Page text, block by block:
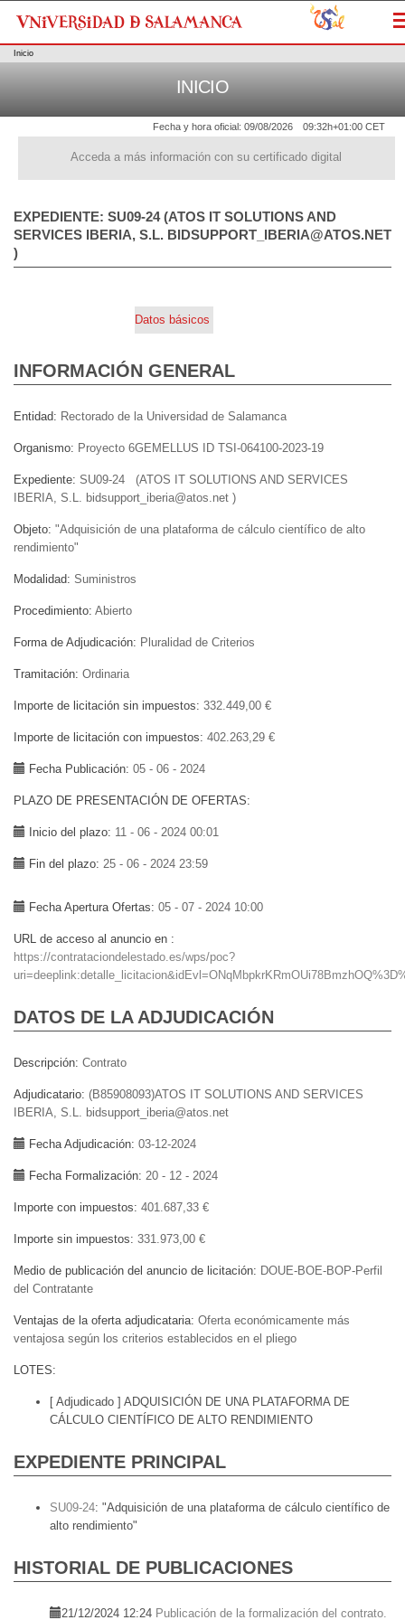
Fecha y hora oficial: 09/08/2026 09:32h+01:00 CET
Acceda a más información con su certificado digital
Inicio
INICIO
EXPEDIENTE: SU09-24 (ATOS IT SOLUTIONS AND
SERVICES IBERIA, S.L. BIDSUPPORT_IBERIA@ATOS.NET
)
Datos básicos
INFORMACIÓN GENERAL
Entidad Rectorado de la Universidad de Salamanca
Organismo Proyecto 6GEMELLUS ID TSI-064100-2023-19
Expediente SU09-24 (ATOS IT SOLUTIONS AND SERVICES
IBERIA, S.L. bidsupport_iberia@atos.net )
Objeto "Adquisición de una plataforma de cálculo científico de alto
rendimiento"
Modalidad Suministros
Procedimiento Abierto
Forma de Adjudicación Pluralidad de Criterios
Tramitación Ordinaria
Importe de licitación sin impuestos 332.449,00 €
Importe de licitación con impuestos 402.263,29 €
Fecha Publicación 05 - 06 - 2024
PLAZO DE PRESENTACIÓN DE OFERTAS
Inicio del plazo 11 - 06 - 2024 00:01
Fin del plazo 25 - 06 - 2024 23:59
Fecha Apertura Ofertas 05 - 07 - 2024 10:00
URL de acceso al anuncio en
https://contrataciondelestado.es/wps/poc?
DATOS DE LA ADJUDICACIÓN
Descripción Contrato
Adjudicatario (B85908093)ATOS IT SOLUTIONS AND SERVICES
IBERIA, S.L. bidsupport_iberia@atos.net
Fecha Adjudicación 03-12-2024
Fecha Formalización 20 - 12 - 2024
Importe con impuestos 401.687,33 €
Importe sin impuestos 331.973,00 €
Medio de publicación del anuncio de licitación
DOUE-BOE-BOP-Perfil
del Contratante
Ventajas de la oferta adjudicataria Oferta económicamente más
ventajosa según los criterios establecidos en el pliego
LOTES
[ Adjudicado ] ADQUISICIÓN DE UNA PLATAFORMA DE
CÁLCULO CIENTÍFICO DE ALTO RENDIMIENTO
EXPEDIENTE PRINCIPAL
SU09-24: "Adquisición de una plataforma de cálculo científico de
alto rendimiento"
HISTORIAL DE PUBLICACIONES
21/12/2024 12:24 Publicación de la formalización del contrato.